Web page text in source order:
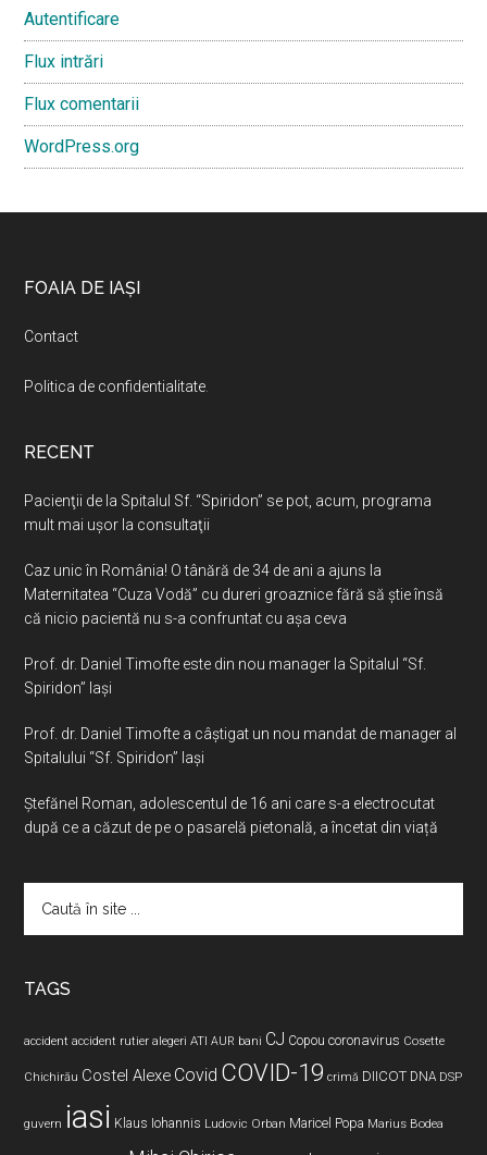
Autentificare
Flux intrări
Flux comentarii
WordPress.org
Footer
FOAIA DE IAȘI
Contact
Politica de confidentialitate
RECENT
Pacienţii de la Spitalul Sf. “Spiridon” se pot, acum, programa
mult mai uşor la consultaţii
Caz unic în România! O tânără de 34 de ani a ajuns la
Maternitatea “Cuza Vodă” cu dureri groaznice fără să ştie însă
că nicio pacientă nu s-a confruntat cu așa ceva
Prof. dr. Daniel Timofte este din nou manager la Spitalul “Sf.
Spiridon” Iaşi
Prof. dr. Daniel Timofte a câștigat un nou mandat de manager al
Spitalului “Sf. Spiridon” Iași
Ştefănel Roman, adolescentul de 16 ani care s-a electrocutat
după ce a căzut de pe o pasarelă pietonală, a încetat din viață
TAGS
accident accident rutier alegeri ATI AUR bani CJ Copou coronavirus Cosette
Chichirău Costel Alexe Covid COVID-19 crimă DIICOT DNA DSP
guvern iasi Klaus Iohannis Ludovic Orban Maricel Popa Marius Bodea